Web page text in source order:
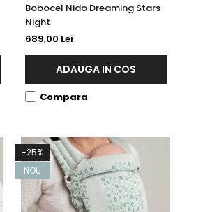
Bobocel Nido Dreaming Stars
Night
689,00 Lei
ADAUGA IN COS
Compara
-25%
NOU